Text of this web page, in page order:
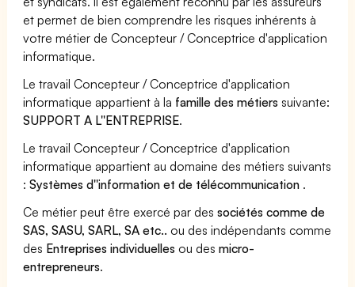
et permet de bien comprendre les risques inhérents à
votre métier de Concepteur / Conceptrice d'application
informatique.
Le travail Concepteur / Conceptrice d'application
informatique appartient à la famille des métiers suivante:
SUPPORT A L''ENTREPRISE.
Le travail Concepteur / Conceptrice d'application
informatique appartient au domaine des métiers suivants
:Systèmes d''information et de télécommunication .
Ce métier peut être exercé par dessociétés comme de
SAS, SASU, SARL, SA etc.. ou des indépendants comme
des Entreprises individuelles ou desmicro-
entrepreneurs.